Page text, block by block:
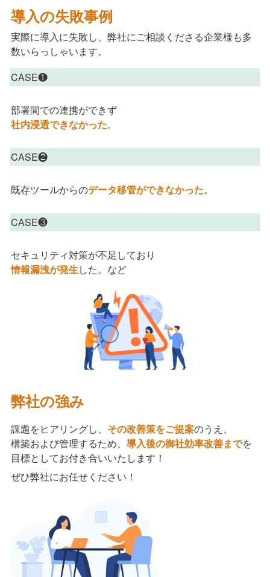
導入の失敗事例
実際に導入に失敗し、弊社にご相談くださる企業様も多
数いらっしゃいます。
CASE❶
社内浸透できなかった。
CASE❷
既存ツールからのデータ移管ができなかった。
CASE❸
情報漏洩が発生した。など
弊社の強み
課題をヒアリングし、 その改善策をご提案のうえ、
構築および管理するため、 導入後の御社効率改善までを
目標としてお付き合いいたします！
ぜひ弊社にお任せください！